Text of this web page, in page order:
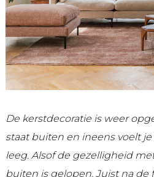
De kerstdecoratie is weer
staat buiten en ineens voelt
leeg. Alsof de gezelligheid
buiten is gelopen. Juist na de